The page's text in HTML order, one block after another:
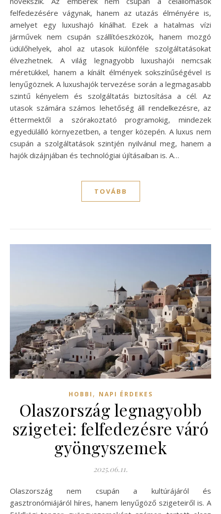
felfedezésére vágynak, hanem az utazás élményére is,
amelyet egy luxushajó kínálhat. Ezek a hatalmas vízi
járművek nem csupán szállítóeszközök, hanem mozgó
üdülőhelyek, ahol az utasok különféle szolgáltatásokat
élvezhetnek. A világ legnagyobb luxushajói nemcsak
méretükkel, hanem a kínált élmények sokszínűségével is
lenyűgöznek. A luxushajók tervezése során a legmagasabb
szintű kényelem és szolgáltatás biztosítása a cél. Az
utasok számára számos lehetőség áll rendelkezésre, az
éttermektől a szórakoztató programokig, mindezek
egyedülálló környezetben, a tenger közepén. A luxus nem
csupán a szolgáltatások szintjén nyilvánul meg, hanem a
hajók dizájnjában és technológiai újításaiban is. A…
TOVÁBB
HOBBI , NAPI ÉRDEKES
Olaszország legnagyobb
szigetei: felfedezésre váró
gyöngyszemek
2025.06.11.
Olaszország nem csupán a kultúrájáról és
gasztronómiájáról híres, hanem lenyűgöző szigeteiről is. A